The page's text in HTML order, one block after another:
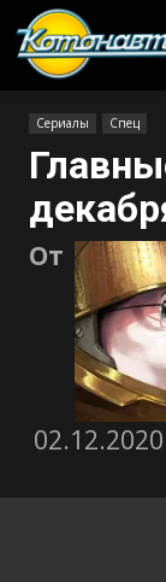
Сериалы Спец
От
02.12.2020